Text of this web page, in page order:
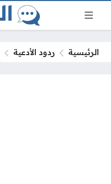
الرئيسية ردود الأدعية